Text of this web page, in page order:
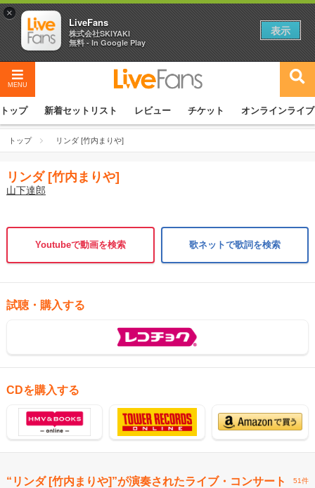
MENU
トップ 新着セットリスト レビュー チケット オンラインライブ
トップ リンダ [竹内まりや]
リンダ [竹内まりや]
山下達郎
Youtubeで動画を検索 歌ネットで歌詞を検索
試聴・購入する
CDを購入する
“リンダ [竹内まりや]”が演奏されたライブ・コンサート 51件
×
LiveFans
株式会社SKIYAKI
無料 - In Google Play
表示